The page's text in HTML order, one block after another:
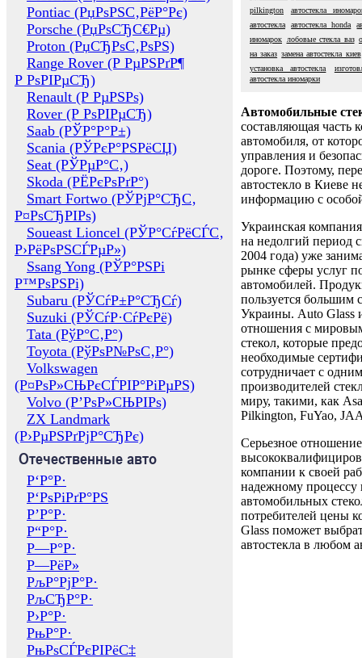
Pontiac (РџРѕРЅС‚РёР°Рє)
Porsche (РџРѕСЂС€Рµ)
Proton (РџСЂРѕС‚РѕРЅ)
Range Rover (Р РµРЅРґР¶
Р РѕРІРµСЂ)
Renault (Р РµРЅРѕ)
Rover (Р РѕРІРµСЂ)
Saab (РЎР°Р°Р±)
Scania (РЎРєР°РЅРёСЏ)
Seat (РЎРµР°С‚)
Skoda (РЁРєРѕРґР°)
Smart Fortwo (РЎРјР°СЂС‚
Р¤РѕСЂРІРѕ)
Soueast Lioncel (РЎР°СѓРёСЃС‚
Р›РёРѕРЅСЃРµР»)
Ssang Yong (РЎР°РЅРі
Р™РѕРЅРі)
Subaru (РЎСѓР±Р°СЂСѓ)
Suzuki (РЎСѓР·СѓРєРё)
Tata (РўР°С‚Р°)
Toyota (РўРѕР№РѕС‚Р°)
Volkswagen
(Р¤РѕР»СЊРєСЃРІР°РіРµРЅ)
Volvo (Р’РѕР»СЊРІРѕ)
ZX Landmark
(Р›РµРЅРґРјР°СЂРє)
Отечественные авто
Р‘Р°Р·
Р‘РѕРіРґР°РЅ
Р’Р°Р·
Р“Р°Р·
Р—Р°Р·
Р—РёР»
РљР°РјР°Р·
РљСЂР°Р·
Р›Р°Р·
РњР°Р·
РњРѕСЃРєРІРёС‡
pilkington
автостекла
автостекла
автостекла honda
иномарок
лобовые стекла ваз
на заказ замена автостекла киев
установка автостекла
автостекла иномарки
Автомобильные
составляющая часть
автомобиля, от
управления и
дороге. Поэтому,
автостекло в Киеве
информацию с
Украинская
на недолгий период
2004 года) уже
рынке сферы услуг
автомобилей.
пользуется большим
Украины. Auto Glass
отношения с
стекол, которые
необходимые
сотрудничает с
производителей
миру, такими, как
Pilkington, FuYao,
Серьезное отношение
компании к своей
надежному процессу
автомобильных
потребителей цены
Glass поможет
автостекла в любом